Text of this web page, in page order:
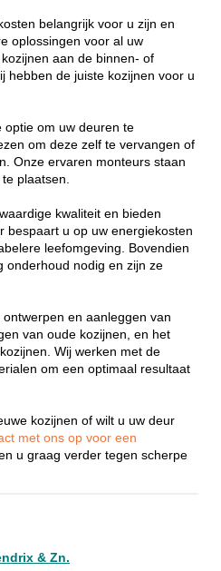
belangrijk voor u zijn en
oplossingen voor al uw
aan de binnen- of
hebben de juiste kozijnen voor u
optie om uw deuren te
om deze zelf te vervangen of
Onze ervaren monteurs staan
plaatsen.
kwaliteit en bieden
bespaart u op uw energiekosten
leefomgeving. Bovendien
onderhoud nodig en zijn ze
en aanleggen van
van oude kozijnen, en het
Wij werken met de
om een optimaal resultaat
kozijnen of wilt u uw deur
met ons op voor een
u graag verder tegen scherpe
& Zn.